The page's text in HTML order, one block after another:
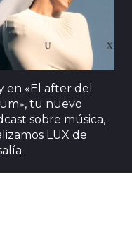
en «El after del
tu nuevo
sobre música,
LUX de